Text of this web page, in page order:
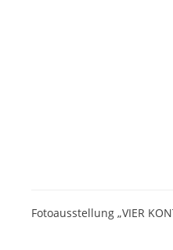
Fotoausstellung „VIER